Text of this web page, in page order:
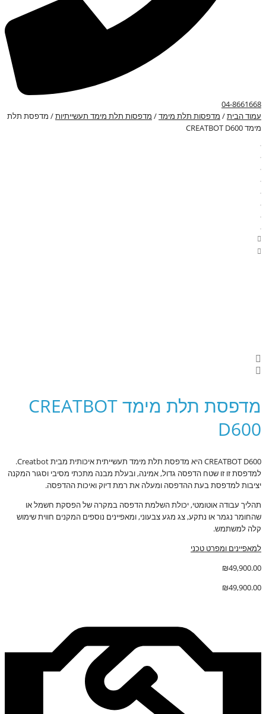
04-8661668
עמוד הבית/ מדפסות תלת מימד/ מדפסות תלת מימד תעשייתיות/ מדפסת תלת
מימד CREATBOT D600
מדפסת תלת מימד CREATBOT
D600
CREATBOT D600 היא מדפסת תלת מימד תעשייתית איכותית מבית Creatbot.
למדפסת זו זו שטח הדפסה גדול, אמינה, ובעלת מבנה מתכתי מסיבי וסגור המקנה
יציבות למדפסת בעת ההדפסה ומעלה את רמת דיוק ואיכות ההדפסה.
תהליך עבודה אוטומטי, יכולת השלמת הדפסה במקרה של הפסקת חשמל או
שהחומר נגמר או נתקע, צג מגע צבעוני, ומאפיינים נוספים המקנים חווית שימוש
קלה למשתמש.
למאפיינים ומפרט טכני
₪49,900.00
₪49,900.00